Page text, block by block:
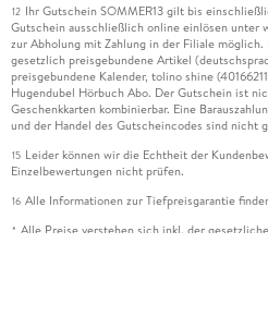
12 Ihr Gutschein SOMMER13 gilt bis
Gutschein ausschließlich online einlösen unter
zur Abholung mit Zahlung in der Filiale
gesetzlich preisgebundene Artikel
preisgebundene Kalender, tolino shine
Hugendubel Hörbuch Abo. Der Gutschein ist
Geschenkkarten kombinierbar. Eine
und der Handel des Gutscheincodes sind nicht
15 Leider können wir die Echtheit der
Einzelbewertungen nicht prüfen.
16 Alle Informationen zur Tiefpreisgarantie
* Alle Preise verstehen sich inkl. der